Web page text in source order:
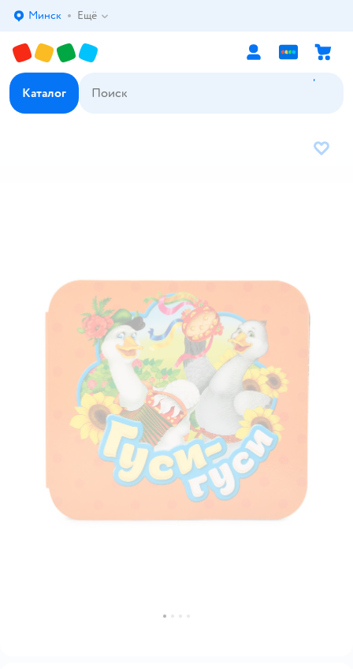
Выбор адреса доставки.
Минск Ещё
Каталог
В